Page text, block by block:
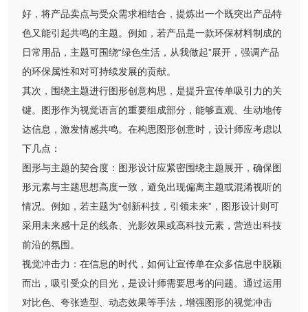
好，将产品卖点与受众需求相结合，提炼出一个既突出产品特
色又能引起共鸣的主题。例如，若产品是一款环保材料制成的
日常用品，主题可围绕“绿色生活，从我做起”展开，强调产品
的环保属性和对可持续发展的贡献。
其次，围绕主题进行图形创意构思，是提升宣传单吸引力的关
键。图形作为视觉语言的重要组成部分，能够直观、生动地传
达信息，激发情感共鸣。在构思图形创意时，设计师应考虑以
下几点：
图形与主题的契合度：图形设计应紧密围绕主题展开，确保图
形元素与主题思想高度一致，避免出现偏离主题或混淆视听的
情况。例如，若主题为“创新科技，引领未来”，图形设计则可
采用未来感十足的线条、光影效果或高科技元素，营造出科技
前沿的氛围。
视觉冲击力：在信息的时代，如何让宣传单在众多信息中脱颖
而出，吸引受众的目光，是设计师需要思考的问题。通过运用
对比色、夸张造型、动态效果等手法，增强图形的视觉冲击